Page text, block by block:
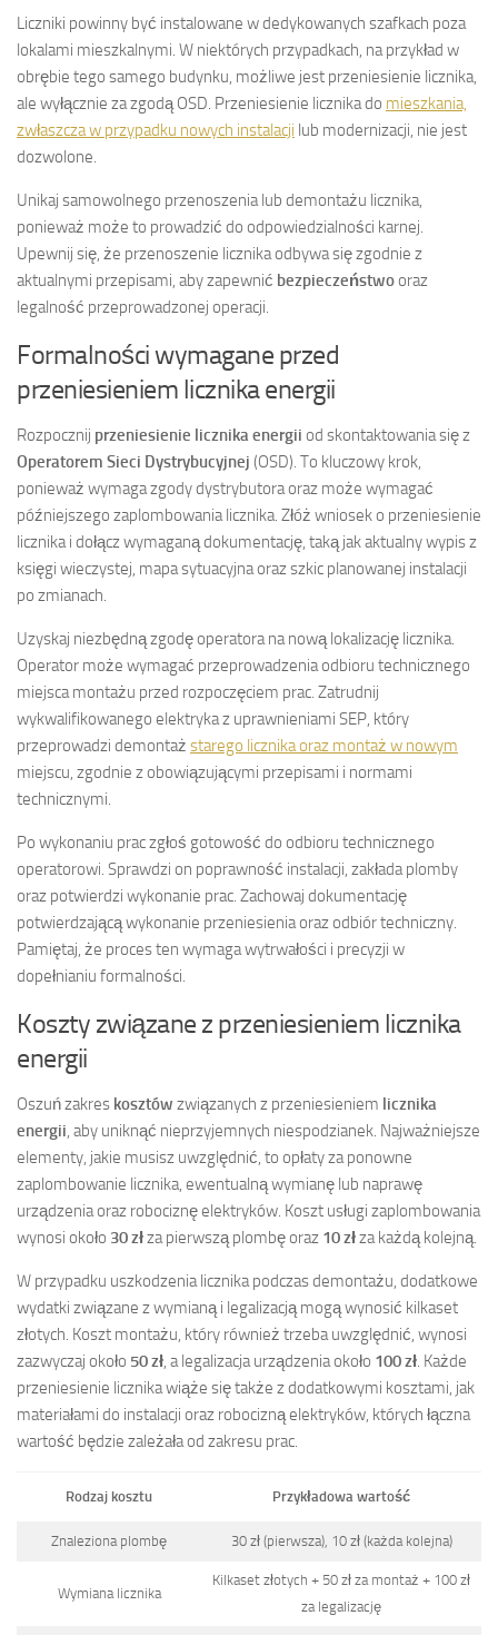
Liczniki powinny być instalowane w dedykowanych szafkach poza
lokalami mieszkalnymi. W niektórych przypadkach, na przykład w
obrębie tego samego budynku, możliwe jest przeniesienie licznika,
ale wyłącznie za zgodą OSD. Przeniesienie licznika do mieszkania,
zwłaszcza w przypadku nowych instalacji lub modernizacji, nie jest
dozwolone.
Unikaj samowolnego przenoszenia lub demontażu licznika,
ponieważ może to prowadzić do odpowiedzialności karnej.
Upewnij się, że przenoszenie licznika odbywa się zgodnie z
aktualnymi przepisami, aby zapewnić bezpieczeństwooraz
legalność przeprowadzonej operacji.
Formalności wymagane przed
przeniesieniem licznika energii
Rozpocznij przeniesienie licznika energii od skontaktowania się z
Operatorem Sieci Dystrybucyjnej (OSD). To kluczowy krok,
ponieważ wymaga zgody dystrybutora oraz może wymagać
późniejszego zaplombowania licznika. Złóż wniosek o przeniesienie
licznika i dołącz wymaganą dokumentację, taką jak aktualny wypis z
księgi wieczystej, mapa sytuacyjna oraz szkic planowanej instalacji
po zmianach.
Uzyskaj niezbędną zgodę operatora na nową lokalizację licznika.
Operator może wymagać przeprowadzenia odbioru technicznego
miejsca montażu przed rozpoczęciem prac. Zatrudnij
wykwalifikowanego elektryka z uprawnieniami SEP, który
przeprowadzi demontaż starego licznika oraz montaż w nowym
miejscu, zgodnie z obowiązującymi przepisami i normami
technicznymi.
Po wykonaniu prac zgłoś gotowość do odbioru technicznego
operatorowi. Sprawdzi on poprawność instalacji, zakłada plomby
oraz potwierdzi wykonanie prac. Zachowaj dokumentację
potwierdzającą wykonanie przeniesienia oraz odbiór techniczny.
Pamiętaj, że proces ten wymaga wytrwałości i precyzji w
dopełnianiu formalności.
Koszty związane z przeniesieniem licznika
energii
Oszuń zakres kosztów związanych z przeniesieniem licznika
energii , aby uniknąć nieprzyjemnych niespodzianek. Najważniejsze
elementy, jakie musisz uwzględnić, to opłaty za ponowne
zaplombowanie licznika, ewentualną wymianę lub naprawę
urządzenia oraz robociznę elektryków. Koszt usługi zaplombowania
wynosi około 30 złza pierwszą plombę oraz 10 złza każdą kolejną.
W przypadku uszkodzenia licznika podczas demontażu, dodatkowe
wydatki związane z wymianą i legalizacją mogą wynosić kilkaset
złotych. Koszt montażu, który również trzeba uwzględnić, wynosi
zazwyczaj około 50 zł , a legalizacja urządzenia około 100 zł . Każde
przeniesienie licznika wiąże się także z dodatkowymi kosztami, jak
materiałami do instalacji oraz robocizną elektryków, których łączna
wartość będzie zależała od zakresu prac.
Rodzaj kosztu Przykładowa wartość
Znaleziona plombę 30 zł (pierwsza), 10 zł (każda kolejna)
Wymiana licznika
Kilkaset złotych + 50 zł za montaż + 100 zł
za legalizację